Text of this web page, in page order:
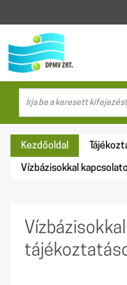
Kezdőoldal
Vízbázisokkal